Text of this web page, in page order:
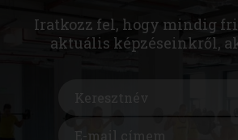
Iratkozz fel, hogy mindig
aktuális képzéseinkről,